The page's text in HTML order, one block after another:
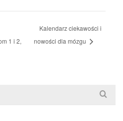
1 i 2,
Kalendarz ciekawości i
nowości dla mózgu